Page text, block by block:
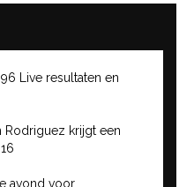
Live resultaten en
Rodriguez krijgt een
avond voor